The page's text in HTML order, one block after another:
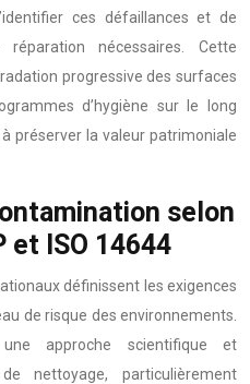
ces défaillances et de
nécessaires. Cette
progressive des surfaces
d’hygiène sur le long
préserver la valeur patrimoniale
selon
et ISO 14644
définissent les exigences
de risque des environnements.
approche scientifique et
nettoyage, particulièrement